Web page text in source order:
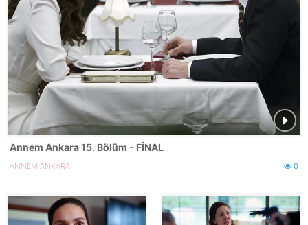
Annem Ankara 15. Bölüm - FİNAL
0
ANNEM ANKARA